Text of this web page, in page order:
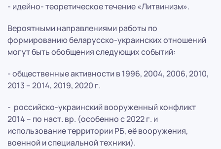
- идейно- теоретическое течение «Литвинизм».
Вероятными направлениями работы по
формированию беларусско-украинских отношений
могут быть обобщения следующих событий:
- общественные активности в 1996, 2004, 2006, 2010,
2013 – 2014, 2019, 2020 г.
- российско-украинский вооруженный конфликт
2014 – по наст. вр. (особенно с 2022 г. и
использование территории РБ, её вооружения,
военной и специальной техники).